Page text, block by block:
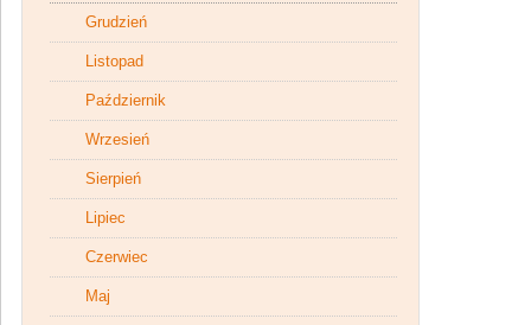
Grudzień
Listopad
Październik
Wrzesień
Sierpień
Lipiec
Czerwiec
Maj